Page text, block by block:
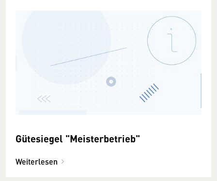
Gütesiegel "Meisterbetrieb"
Weiterlesen